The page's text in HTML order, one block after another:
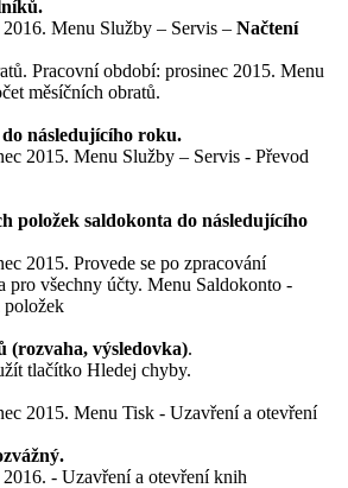
Menu Služby – Servis – Načtení
Pracovní období: prosinec 2015. Menu
měsíčních obratů.
následujícího roku.
2015. Menu Služby – Servis - Převod
položek saldokonta do následujícího
2015. Provede se po zpracování
pro všechny účty. Menu Saldokonto -
položek
(rozvaha, výsledovka).
tlačítko Hledej chyby.
2015. Menu Tisk - Uzavření a otevření
- Uzavření a otevření knih